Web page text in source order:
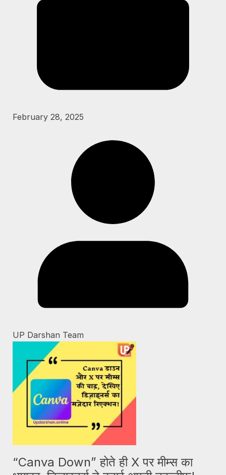
February 28, 2025
UP Darshan Team
“Canva Down” होते ही X पर मीम्स का